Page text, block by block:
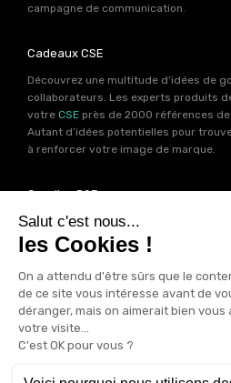
campagne de communication.
Cadeaux CSE
Découvrez une multitude d’idées de
collaborateurs. Les experts produits
votre CSE près de 2000 références
Autant d’idées potentielles pour
à renforcer votre image de marque.
Goodies RSE
Vous souhaitez communiquer en
tombe bien ! Un grand nombre de
sont fabriqués en France et en Europe.
permet de trouver un goodies parfait
communication. Des produits
bonnes conditions et un impact limité